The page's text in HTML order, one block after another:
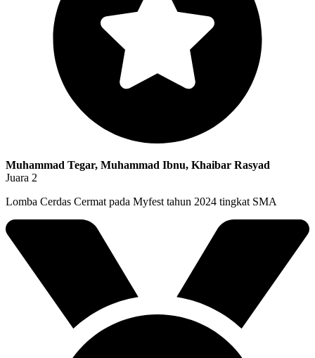
Muhammad Tegar, Muhammad Ibnu, Khaibar Rasyad
Juara 2
Lomba Cerdas Cermat pada Myfest tahun 2024 tingkat SMA